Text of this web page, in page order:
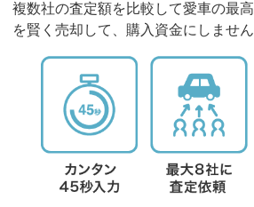
複数社の査定額を比較して愛車の最
を賢く売却して、購入資金にしません